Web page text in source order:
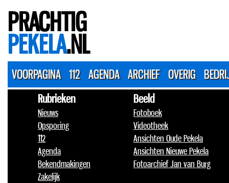
PRACHTIG
PEKELA.NL
VOORPAGINA 112 AGENDA ARCHIEF OVERIG
Rubrieken
Nieuws
Opsporing
112
Agenda
Bekendmakingen
Zakelijk
Beeld
Fotoboek
Videotheek
Ansichten Oude Pekela
Ansichten Nieuwe Pekela
Fotoarchief Jan van Burg